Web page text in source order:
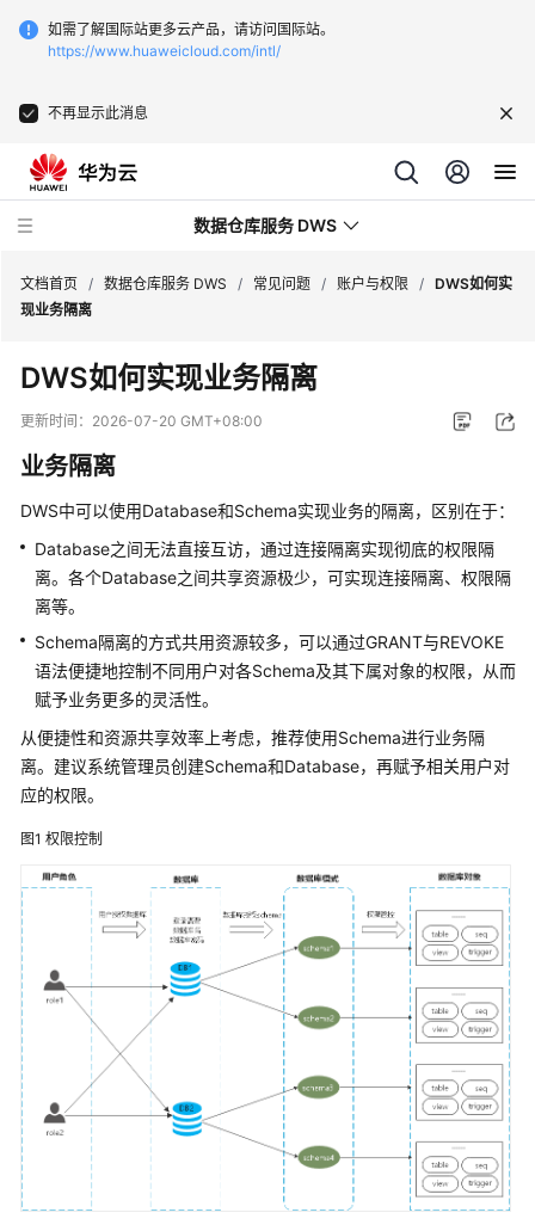
如需了解国际站更多云产品，请访问国际站。
https://www.huaweicloud.com/intl/
不再显示此消息
数据仓库服务 DWS
新
动
务
公
告
品
介
绍
计
费
明
快
门
南
实
文档首页 / 数据仓库服务 DWS / 常见问题 / 账户与权限 / DWS如何实
现业务隔离
DWS如何实现业务隔离
更新时间： 2026-07-20 GMT+08:00
业务隔离
DWS中可以使用Database和Schema实现业务的隔离，区别在于：
Database之间无法直接互访，通过连接隔离实现彻底的权限隔
离。各个Database之间共享资源极少，可实现连接隔离、权限隔
离等。
Schema隔离的方式共用资源较多，可以通过GRANT与REVOKE
语法便捷地控制不同用户对各Schema及其下属对象的权限，从而
赋予业务更多的灵活性。
从便捷性和资源共享效率上考虑，推荐使用Schema进行业务隔
离。建议系统管理员创建Schema和Database，再赋予相关用户对
应的权限。
图1 权限控制